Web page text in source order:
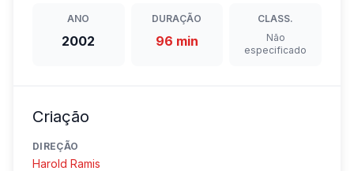
ANO
2002
DURAÇÃO
96 min
CLASS.
Não
especificado
Criação
DIREÇÃO
Harold Ramis